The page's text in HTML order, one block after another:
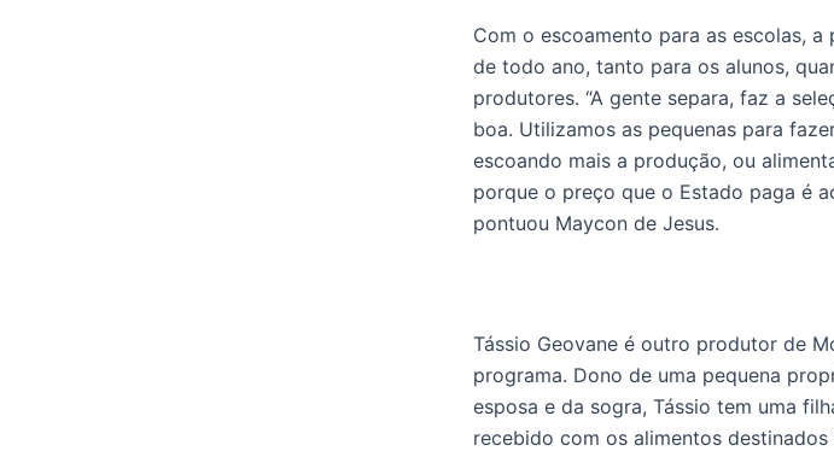
Com o escoamento para as escolas,
de todo ano, tanto para os alunos,
produtores. “A gente separa, faz a
boa. Utilizamos as pequenas para
escoando mais a produção, ou
porque o preço que o Estado paga é
pontuou Maycon de Jesus.
Tássio Geovane é outro produtor de
programa. Dono de uma pequena
esposa e da sogra, Tássio tem uma
recebido com os alimentos